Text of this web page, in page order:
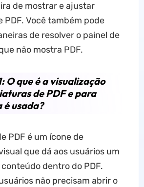
de mostrar e ajustar
PDF. Você também pode
de resolver o painel de
não mostra PDF.
O que é a visualização
de PDF e para
é usada?
PDF é um ícone de
que dá aos usuários um
dentro do PDF.
não precisam abrir o